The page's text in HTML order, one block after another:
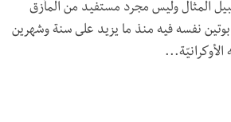
المثال وليس مجرد مستفيد من المأزق
نفسه فيه منذ ما يزيد على سنة وشهرين